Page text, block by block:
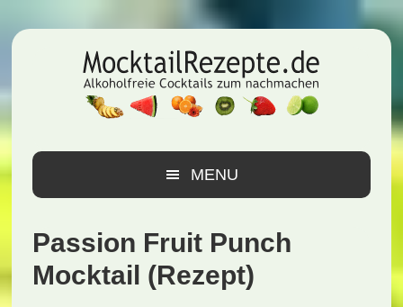
Hauptnavigation
Inhalt
Seitenspalte
MENU
Passion Fruit Punch
Mocktail (Rezept)